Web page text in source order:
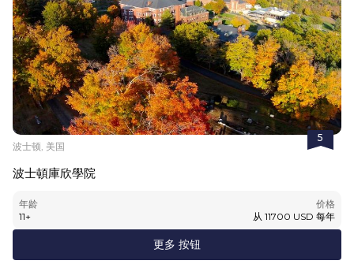
5
波士顿, 美国
波士頓庫欣學院
年龄
11+
价格
从 11700 USD 每年
更多 按钮